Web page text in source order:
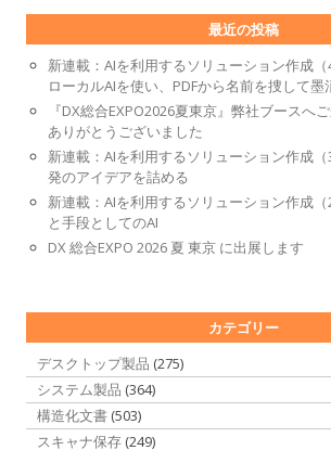
最近の投稿
新連載：AIを利用するソリューション作成
ローカルAIを使い、PDFから名前を捜して墨
『DX総合EXPO2026夏東京』弊社ブースへ
ありがとうございました
新連載：AIを利用するソリューション作成
発のアイデアを詰める
新連載：AIを利用するソリューション作成
と手段としてのAI
DX 総合EXPO 2026 夏 東京 に出展します
カテゴリー
デスクトップ製品 (275)
システム製品 (364)
構造化文書 (503)
スキャナ保存 (249)